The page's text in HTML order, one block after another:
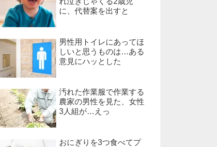
に、代替案を出すと
男性用トイレにあってほ
しいと思うものは…ある
意見にハッとした
汚れた作業服で作業する
農家の男性を見た、女性
3人組が…えっ
おにぎりを3つ食べてプ